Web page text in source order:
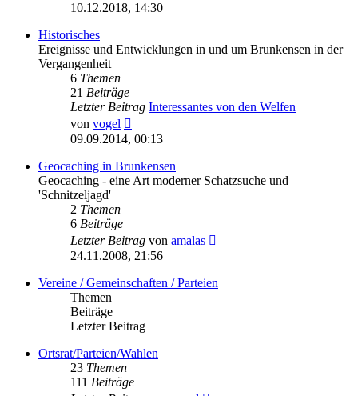
Beitrag
10.12.2018, 14:30
Historisches
Ereignisse und Entwicklungen in und um Brunkensen in der
Vergangenheit
6 Themen
21 Beiträge
Letzter Beitrag Interessantes von den Welfen
von vogel
Beitrag
09.09.2014, 00:13
Geocaching in Brunkensen
Geocaching - eine Art moderner Schatzsuche und
'Schnitzeljagd'
2 Themen
6 Beiträge
Letzter Beitrag von amalas
24.11.2008, 21:56
Vereine / Gemeinschaften / Parteien
Themen
Beiträge
Letzter Beitrag
Ortsrat/Parteien/Wahlen
23 Themen
111 Beiträge